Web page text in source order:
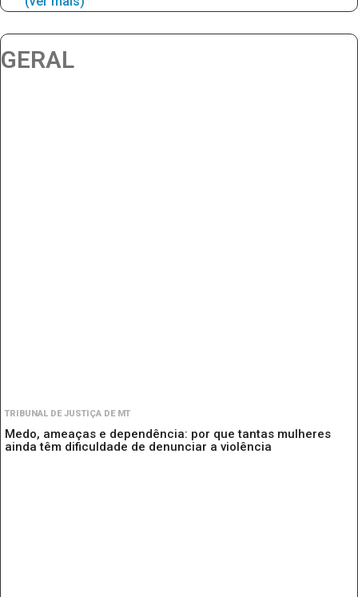
GERAL
TRIBUNAL DE JUSTIÇA DE MT
Medo, ameaças e dependência: por que tantas mulheres
ainda têm dificuldade de denunciar a violência